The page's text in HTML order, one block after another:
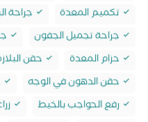
تكميم المعدة
جراحة
جراحة تجميل الجفون
حزام المعدة
حقن
حقن الدهون في الوجه
رفع الحواجب بالخيط